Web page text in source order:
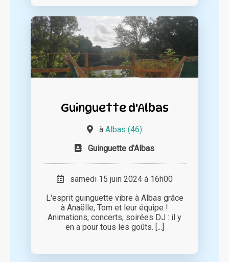
Guinguette d'Albas
à Albas (46)
Guinguette d'Albas
samedi 15 juin 2024 à 16h00
L'esprit guinguette vibre à Albas grâce
à Anaëlle, Tom et leur équipe !
Animations, concerts, soirées DJ : il y
en a pour tous les goûts. [...]